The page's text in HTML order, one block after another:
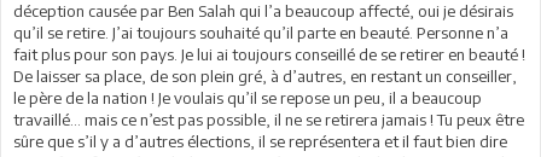
déception causée par Ben Salah qui l’a beaucoup affecté, oui je désirais
qu’il se retire. J’ai toujours souhaité qu’il parte en beauté. Personne n’a
fait plus pour son pays. Je lui ai toujours conseillé de se retirer en beauté !
De laisser sa place, de son plein gré, à d’autres, en restant un conseiller,
le père de la nation ! Je voulais qu’il se repose un peu, il a beaucoup
travaillé… mais ce n’est pas possible, il ne se retirera jamais ! Tu peux être
sûre que s’il y a d’autres élections, il se représentera et il faut bien dire